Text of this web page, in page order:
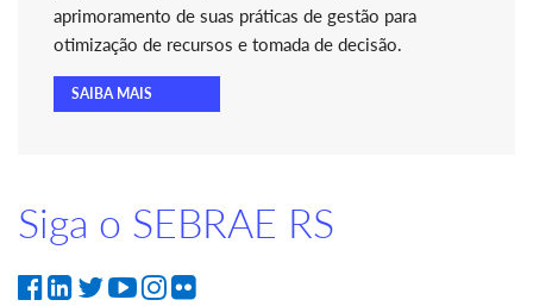
aprimoramento de suas práticas de gestão para
otimização de recursos e tomada de decisão.
SAIBA MAIS
Siga o SEBRAE RS